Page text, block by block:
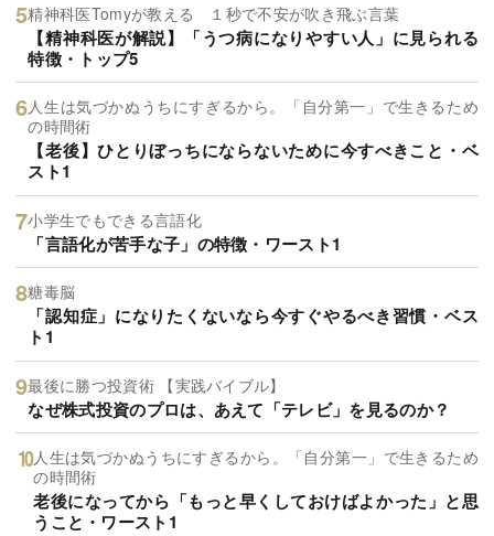
精神科医Tomyが教える １秒で不安が吹き飛ぶ言葉
【精神科医が解説】「うつ病になりやすい人」に見られる
特徴・トップ5
人生は気づかぬうちにすぎるから。「自分第一」で生きるため
の時間術
【老後】ひとりぼっちにならないために今すべきこと・ベ
スト1
小学生でもできる言語化
「言語化が苦手な子」の特徴・ワースト1
糖毒脳
「認知症」になりたくないなら今すぐやるべき習慣・ベス
ト1
最後に勝つ投資術 【実践バイブル】
なぜ株式投資のプロは、あえて「テレビ」を見るのか？
人生は気づかぬうちにすぎるから。「自分第一」で生きるため
の時間術
老後になってから「もっと早くしておけばよかった」と思
うこと・ワースト1